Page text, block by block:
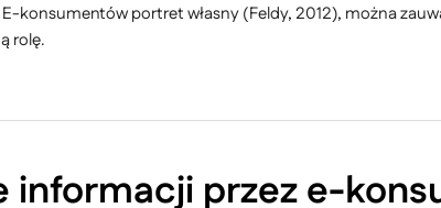
konsumentów portret własny (Feldy, 2012), można
rolę.
informacji przez e-